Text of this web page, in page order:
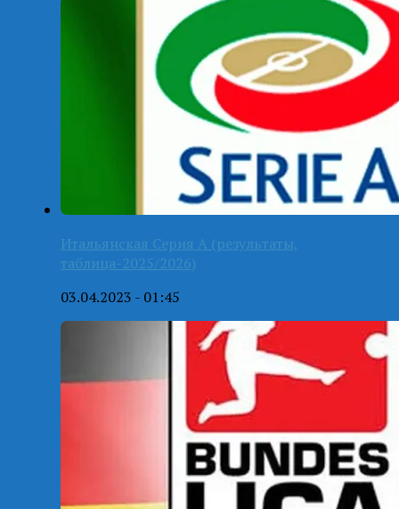
Итальянская Серия А (результаты,
таблица-2025/2026)
03.04.2023 - 01:45